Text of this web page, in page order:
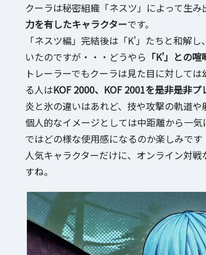
クーラは秘密組織「ネスツ」によって生
力を有したキャラクターです。
「ネスツ編」完結後は「K'」たちと和解
いたのですが・・・どうやら 「K'」との
トレーラーでもクーラは見た目に対して
る人はKOF 2000、KOF 2001を是非是非プ
炎と氷の違いはあれど、技や攻撃の軌道や
個人的なイメージとしては中距離から一
ではどの様な使用感になるのか楽しみです
人気キャラクターだけに、オンライン対
すね。